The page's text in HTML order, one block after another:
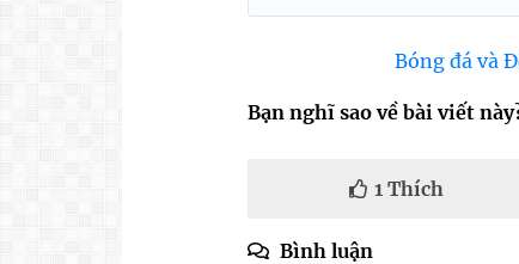
Bóng đá và
Bạn nghĩ sao về bài viết
1 Thích
Bình luận